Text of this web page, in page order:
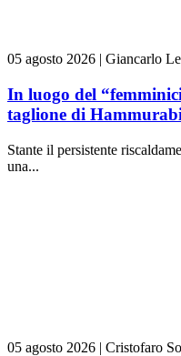
05 agosto 2026 | Giancarlo
In luogo del
taglione di Hammurabi
Stante il persistente
una...
05 agosto 2026 | Cristofaro